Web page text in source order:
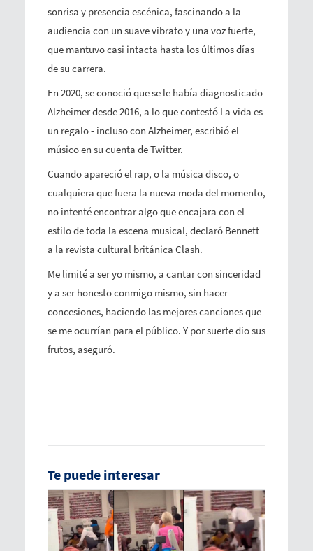
sonrisa y presencia escénica, fascinando a la
audiencia con un suave vibrato y una voz fuerte,
que mantuvo casi intacta hasta los últimos días
de su carrera.
En 2020, se conoció que se le había diagnosticado
Alzheimer desde 2016, a lo que contestó La vida es
un regalo - incluso con Alzheimer, escribió el
músico en su cuenta de Twitter.
Cuando apareció el rap, o la música disco, o
cualquiera que fuera la nueva moda del momento,
no intenté encontrar algo que encajara con el
estilo de toda la escena musical, declaró Bennett
a la revista cultural británica Clash.
Me limité a ser yo mismo, a cantar con sinceridad
y a ser honesto conmigo mismo, sin hacer
concesiones, haciendo las mejores canciones que
se me ocurrían para el público. Y por suerte dio sus
frutos, aseguró.
Te puede interesar